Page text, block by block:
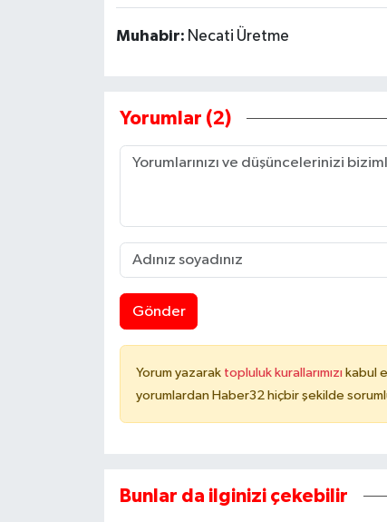
Muhabir: Necati Üretme
Yorumlar (2)
Gönder
Yorum yazarak topluluk kurallarımızı kabul
yorumlardan Haber32 hiçbir şekilde
Bunlar da ilginizi çekebilir